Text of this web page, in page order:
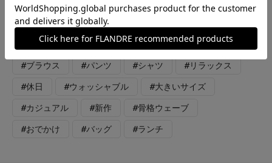
りで、着ていてとても気持ちのいい素材です。ウエストから広が
るデザインがヒップをカバーしてくれて、骨格ウェーブさんに特
に似合うデザインです。
#ブラウス #パンツ #シャツ #リラックス
#休日 #ウォッシャブル #大きいサイズ
#カジュアル #新作 #骨格ウェーブ
#おでかけ #バッグ #ランチ